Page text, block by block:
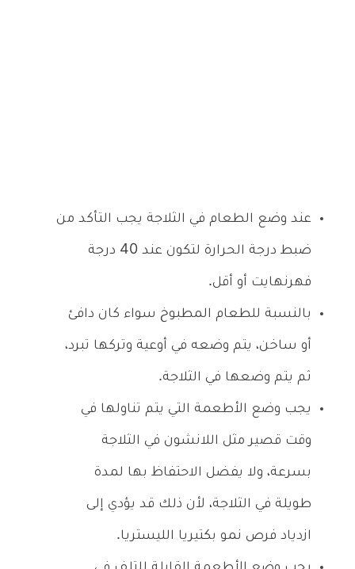
عند وضع الطعام في الثلاجة يجب التأكد من
ضبط درجة الحرارة لتكون عند 40 درجة
فهرنهايت أو أقل.
بالنسبة للطعام المطبوخ سواء كان دافئ
أو ساخن، يتم وضعه في أوعية وتركها تبرد،
ثم يتم وضعها في الثلاجة.
يجب وضع الأطعمة التي يتم تناولها في
وقت قصير مثل اللانشون في الثلاجة
بسرعة، ولا يفضل الاحتفاظ بها لمدة
طويلة في الثلاجة، لأن ذلك قد يؤدي إلى
ازدياد فرص نمو بكتيريا الليستريا.